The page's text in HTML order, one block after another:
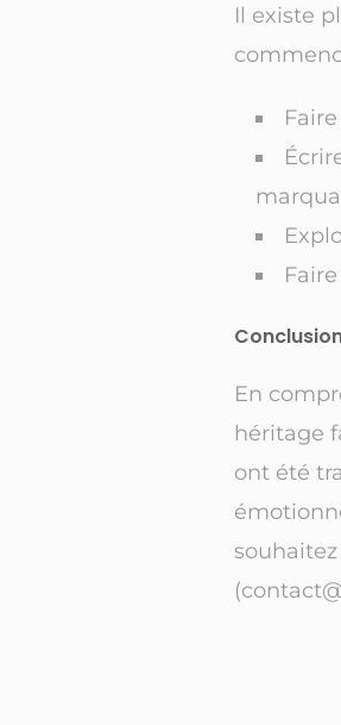
Il existe
En
héritage
ont été